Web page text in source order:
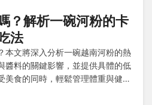
？解析一碗河粉的卡
法
本文將深入分析一碗越南河粉的熱
醬料的關鍵影響，並提供具體的低
美食的同時，輕鬆管理體重與健